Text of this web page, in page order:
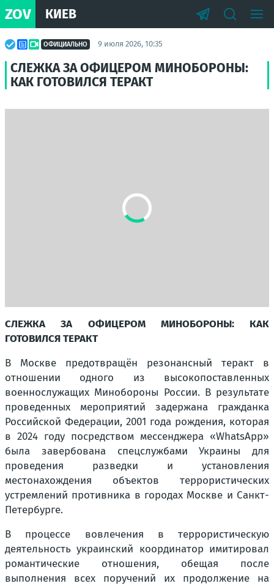
ZOV КИЕВ
ОФИЦИАЛЬНО 9 июля 2026, 10:35
СЛЕЖКА ЗА ОФИЦЕРОМ МИНОБОРОНЫ:
КАК ГОТОВИЛСЯ ТЕРАКТ
СЛЕЖКА ЗА ОФИЦЕРОМ МИНОБОРОНЫ: КАК
ГОТОВИЛСЯ ТЕРАКТ
В Москве предотвращён резонансный теракт в
отношении одного из высокопоставленных
военнослужащих Минобороны России. В результате
проведенных мероприятий задержана гражданка
Российской Федерации, 2001 года рождения, которая
в 2024 году посредством мессенджера «WhatsApp»
была завербована спецслужбами Украины для
проведения разведки и установления
местонахождения объектов террористических
устремлений противника в городах Москве и Санкт-
Петербурге.
В процессе вовлечения в террористическую
деятельность украинский координатор имитировал
романтические отношения, обещая после
выполнения всех поручений их продолжение на